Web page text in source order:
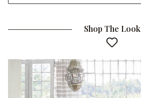
Shop The Look